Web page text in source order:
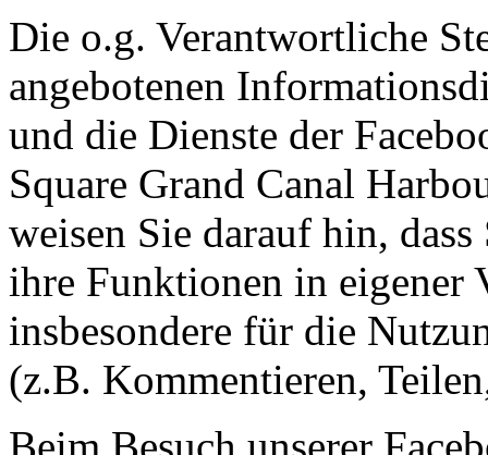
Die o.g. Verantwortliche
angebotenen
und die Dienste der
Square Grand Canal
weisen Sie darauf hin,
ihre Funktionen in eigener
insbesondere für die
(z.B. Kommentieren,
Beim Besuch unserer